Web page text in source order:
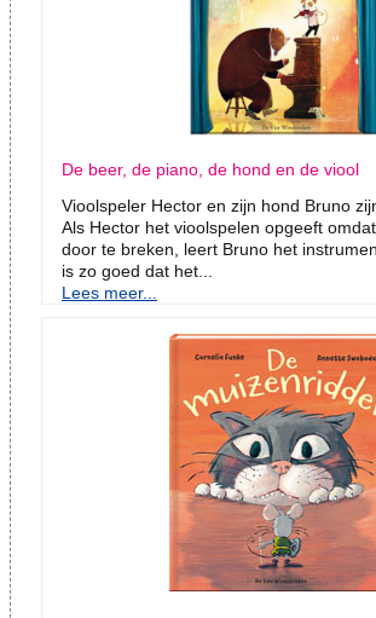
De beer, de piano, de hond en de viool
Vioolspeler Hector en zijn hond Bruno
Als Hector het vioolspelen opgeeft
door te breken, leert Bruno het
is zo goed dat het...
Lees meer...